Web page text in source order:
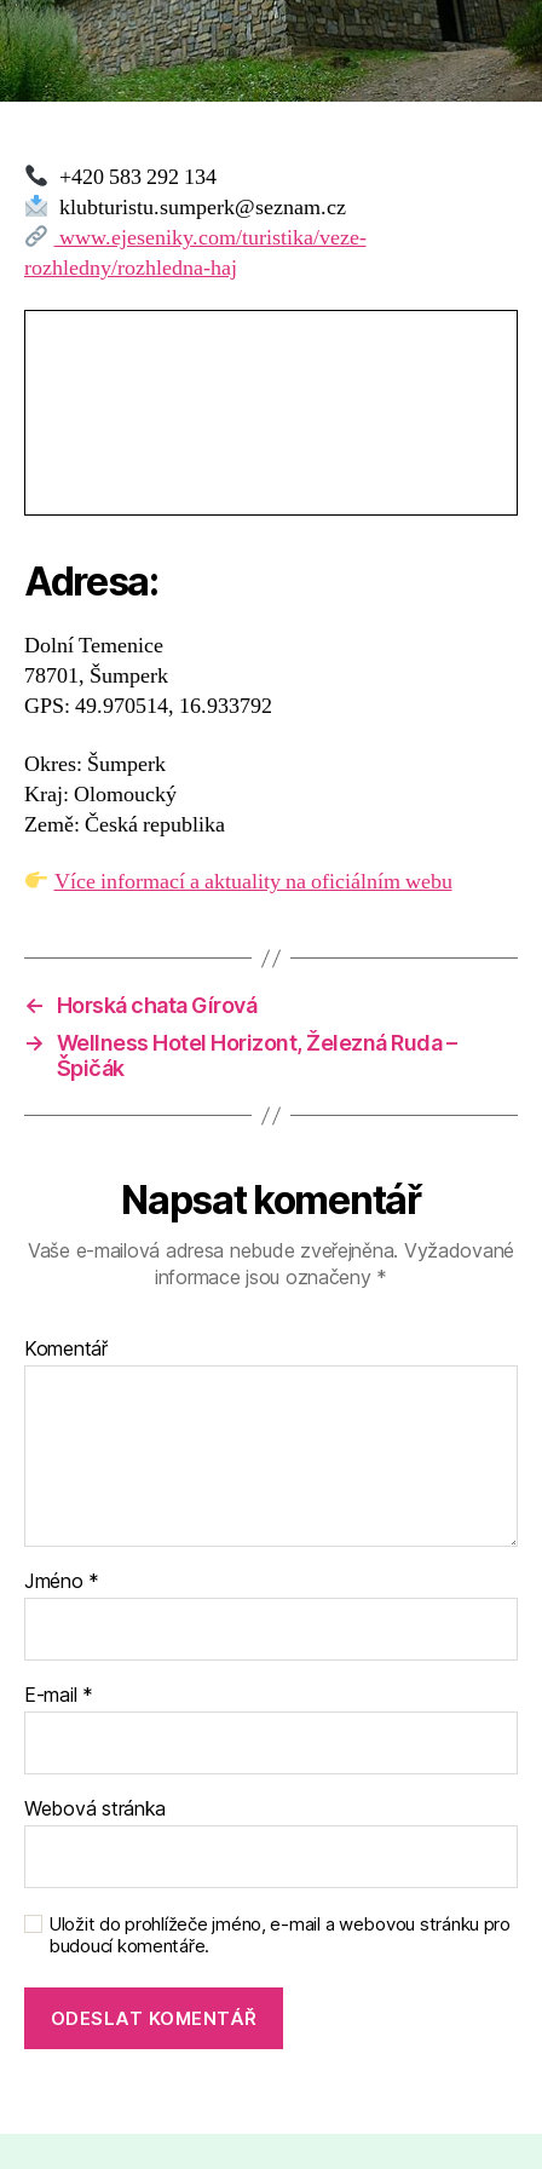
+420 583 292 134
klubturistu.sumperk@seznam.cz
www.ejeseniky.com/turistika/veze-
rozhledny/rozhledna-haj
Adresa:
Dolní Temenice
78701, Šumperk
GPS: 49.970514, 16.933792
Okres: Šumperk
Kraj: Olomoucký
Země: Česká republika
Více informací a aktuality na oficiálním webu
←
Horská chata Gírová
→ Wellness Hotel Horizont, Železná Ruda –
Špičák
Napsat komentář
Vaše e-mailová adresa nebude zveřejněna. Vyžadované
informace jsou označeny *
Komentář
Jméno *
E-mail *
Webová stránka
Uložit do prohlížeče jméno, e-mail a webovou stránku pro
budoucí komentáře.